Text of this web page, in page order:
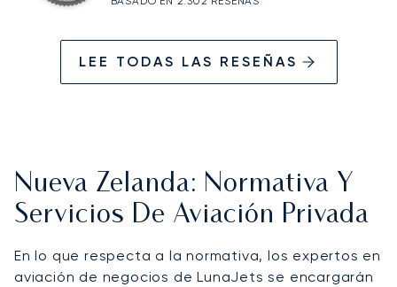
LEE TODAS LAS RESEÑAS
Nueva Zelanda: Normativa Y
Servicios De Aviación Privada
En lo que respecta a la normativa, los expertos en
aviación de negocios de LunaJets se encargarán